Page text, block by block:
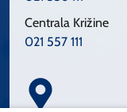
Centrala Križine
021 557 111